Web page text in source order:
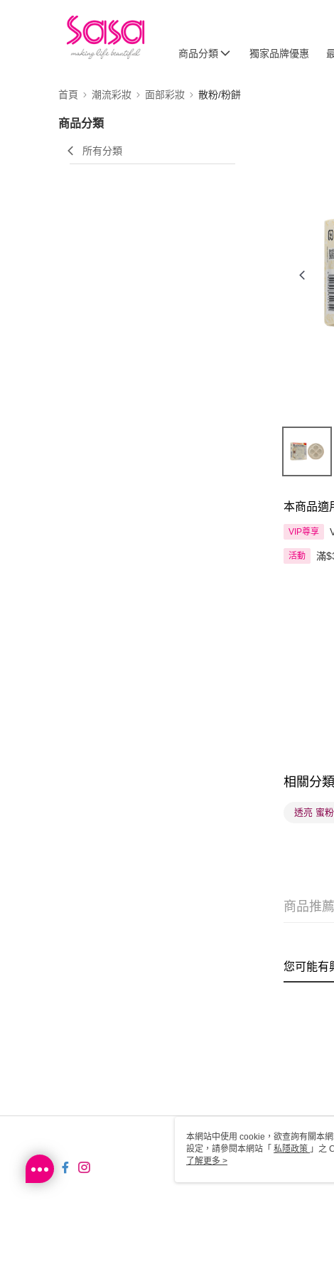
商品分類 獨家品牌優惠
首頁 潮流彩妝 面部彩妝 散粉/粉餅
商品分類
所有分類
本商品適
VIP尊享
活動 滿
相關分類
透亮 蜜
商品推薦
您可能有
本網站中使用 cookie，欲查詢有關本
設定，請參閱本網站「 私隱政策 」之
用 cookie。
了解更多 >